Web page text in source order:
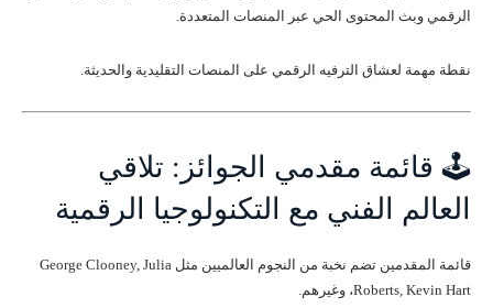
الرقمي وبث المحتوى الحي عبر المنصات المتعددة.
نقطة مهمة لعشاق الترفيه الرقمي على المنصات التقليدية والحديثة.
🕹️ قائمة مقدمي الجوائز: تلاقي
العالم الفني مع التكنولوجيا الرقمية
قائمة المقدمين تضم نخبة من النجوم العالميين مثل George Clooney, Julia
Roberts, Kevin Hart، وغيرهم.